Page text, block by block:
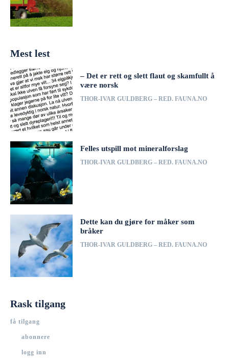
Mest lest
– Det er rett og slett flaut og skamfullt å
være norsk
THOR-IVAR GULDBERG – RED. FAUNA.NO
Felles utspill mot mineralforslag
THOR-IVAR GULDBERG – RED. FAUNA.NO
Dette kan du gjøre for måker som
bråker
THOR-IVAR GULDBERG – RED. FAUNA.NO
Rask tilgang
få tilgang
abonnere
logg inn